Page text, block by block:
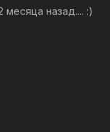
назад.... :)